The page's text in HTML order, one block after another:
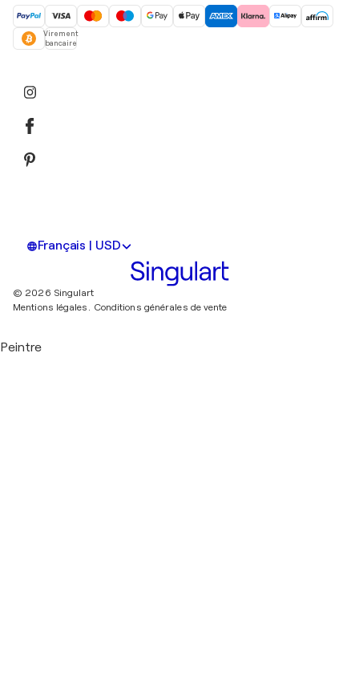
Virement
bancaire
Français | USD
© 2026 Singulart
Mentions légales. Conditions générales de vente
Peintre